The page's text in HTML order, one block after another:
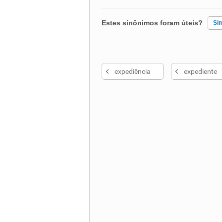
Estes sinônimos foram úteis?
Nenhum dos sinônimos
expediência expediente